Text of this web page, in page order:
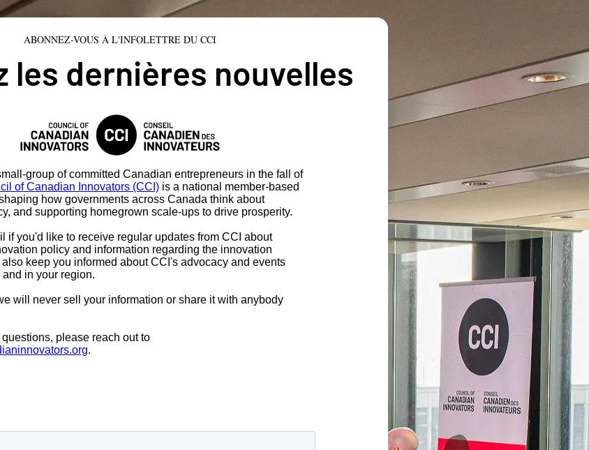
ABONNEZ-VOUS À L'INFOLETTRE DU CCI
les dernières nouvelles